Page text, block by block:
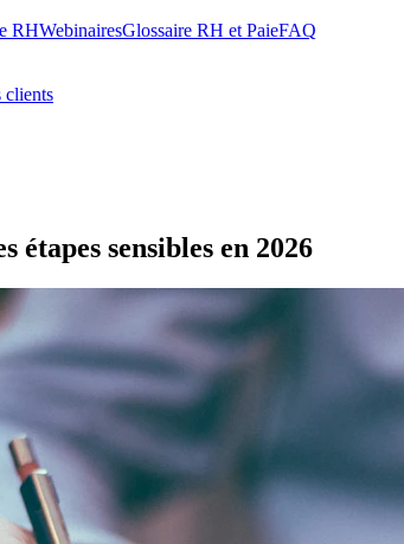
RHWebinairesGlossaire RH et PaieFAQ
clients
sensibles en 2026